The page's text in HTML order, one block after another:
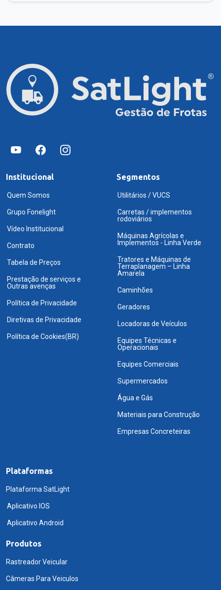
Institucional
Quem Somos
Grupo Fonelight
Vídeo Institucional
Contrato
Tabela de Preços
Prestação de serviços e
Outras avenças
Política de Privacidade
Diretivas de Privacidade
Política de Cookies(BR)
Segmentos
Utilitários / VUCS
Carretas / implementos
rodoviários
Máquinas Agrícolas e
Implementos - Linha Verde
Tratores e Máquinas de
Terraplanagem – Linha
Amarela
Caminhões
Geradores
Locadoras de Veículos
Equipes Técnicas e
Operacionais
Equipes Comerciais
Supermercados
Água e Gás
Materiais para Construção
Empresas Concreteiras
Plataformas
Plataforma SatLight
Aplicativo IOS
Aplicativo Android
Produtos
Rastreador Veicular
Câmeras Para Veiculos